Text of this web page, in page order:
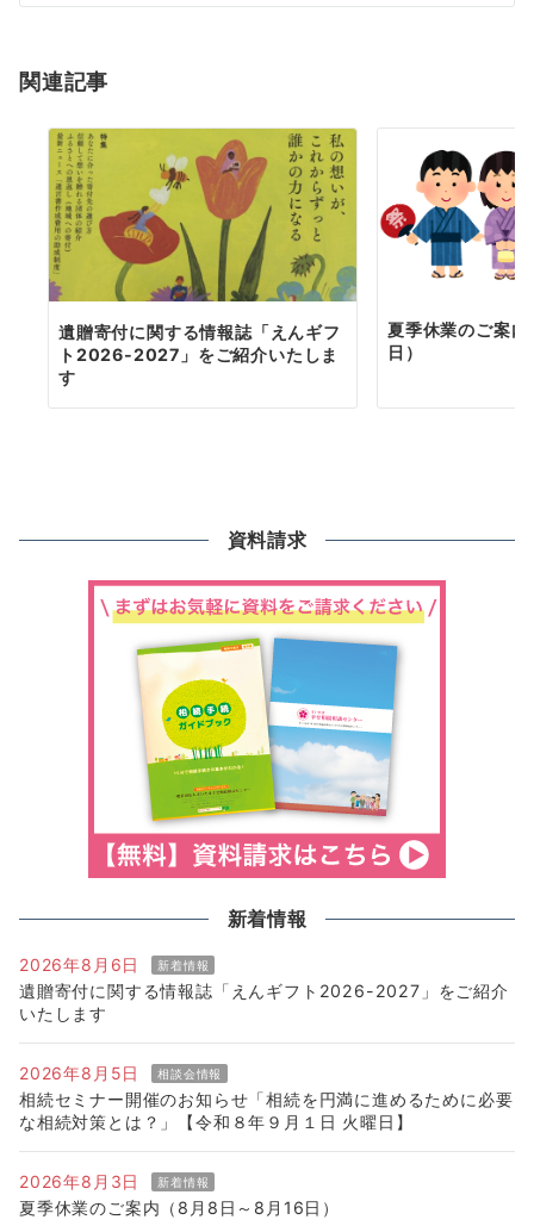
シ
ン
関連記事
遺贈寄付に関する情報誌「えんギフ
ト2026-2027」をご紹介いたしま
す
夏季休業のご案
日）
資料請求
新着情報
2026年8月6日 新着情報
遺贈寄付に関する情報誌「えんギフト2026-2027」をご紹介
いたします
2026年8月5日 相談会情報
相続セミナー開催のお知らせ「相続を円満に進めるために必要
な相続対策とは？」【令和８年９月１日 火曜日】
2026年8月3日 新着情報
夏季休業のご案内（8月8日～8月16日）